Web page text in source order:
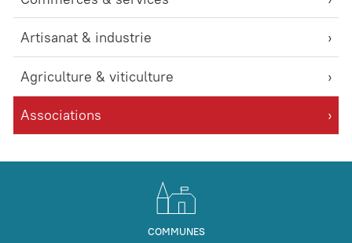
Artisanat & industrie
Agriculture & viticulture
Associations
COMMUNES